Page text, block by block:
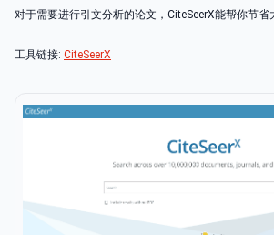
对于需要进行引文分析的论文，CiteSeerX能帮你节省
工具链接: CiteSeerX